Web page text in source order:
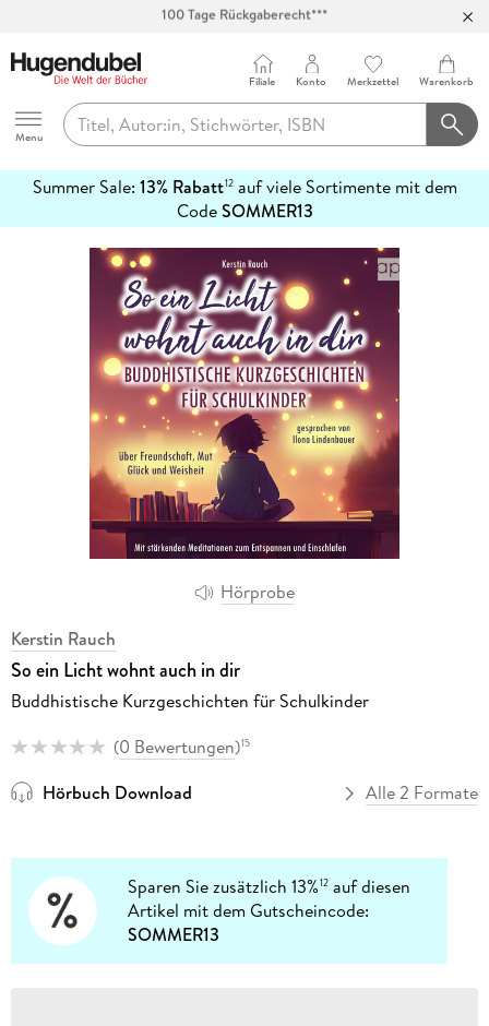
Abholung in über 100 Filialen
Hugendubel
Menu
Filiale Konto Merkzettel Warenkorb
Summer Sale: 13% Rabatt12auf viele Sortimente mit dem
CodeSOMMER13
erfahren
Hörprobe
Kerstin Rauch
So ein Licht wohnt auch in dir
Buddhistische Kurzgeschichten für Schulkinder
(0 Bewertungen)15
Hörbuch Download Alle 2 Formate
Sparen Sie zusätzlich 13%12 auf diesen
Artikel mit dem Gutscheincode:
SOMMER13